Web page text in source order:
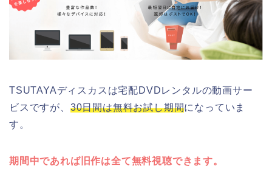
TSUTAYAディスカスは宅配DVDレンタルの動画サー
ビスですが、 30日間は無料お試し期間になっていま
す。
期間中であれば旧作は全て無料視聴できます。